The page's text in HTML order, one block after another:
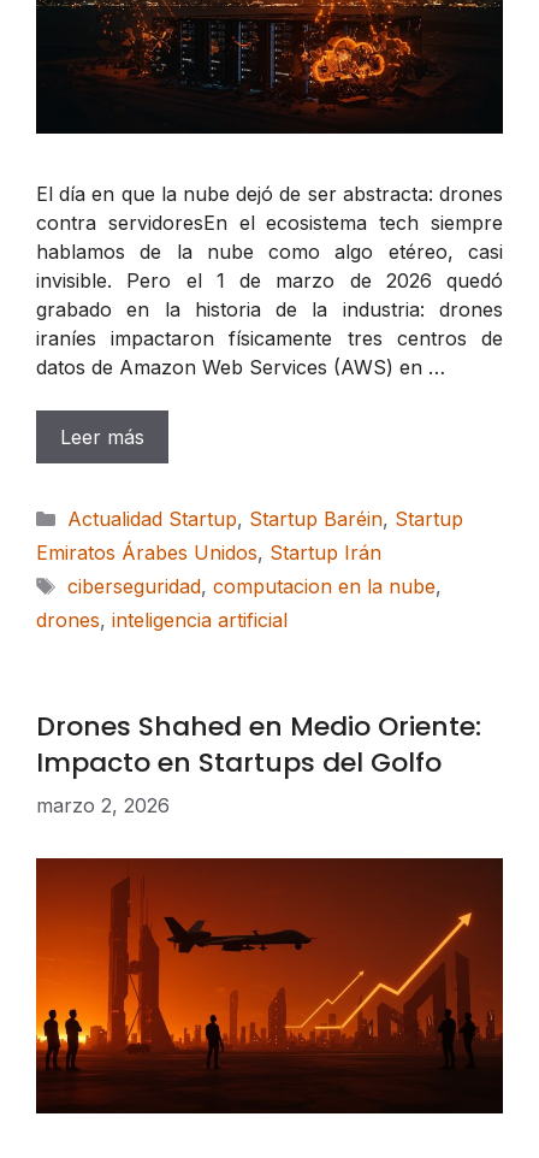
El día en que la nube dejó de ser abstracta: drones
contra servidoresEn el ecosistema tech siempre
hablamos de la nube como algo etéreo, casi
invisible. Pero el 1 de marzo de 2026 quedó
grabado en la historia de la industria: drones
iraníes impactaron físicamente tres centros de
datos de Amazon Web Services (AWS) en …
Leer más
Categorías
Actualidad Startup, Startup Baréin, Startup
Emiratos Árabes Unidos, Startup Irán
Etiquetas
ciberseguridad, computacion en la nube,
drones, inteligencia artificial
Drones Shahed en Medio Oriente:
Impacto en Startups del Golfo
marzo 2, 2026